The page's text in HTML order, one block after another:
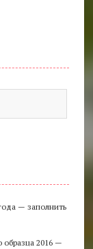
— заполнить
образца 2016 —